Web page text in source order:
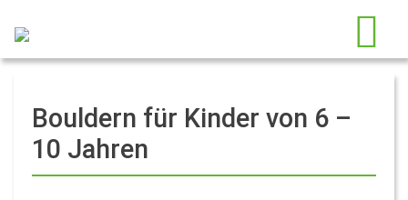
Bouldern für Kinder von 6 –
10 Jahren